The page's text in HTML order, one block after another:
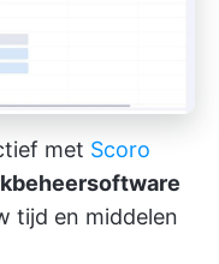
met Scoro
tijd en middelen